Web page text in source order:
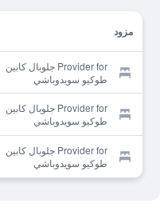
مزود
Provider for جلوبال كابين
طوكيو سويدوباشي
Provider for جلوبال كابين
طوكيو سويدوباشي
Provider for جلوبال كابين
طوكيو سويدوباشي